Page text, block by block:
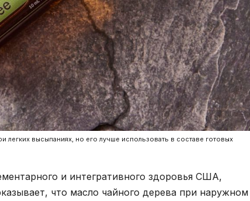
высыпаниях, но его лучше использовать в составе готовых
и интегративного здоровья США,
что масло чайного дерева при наружном